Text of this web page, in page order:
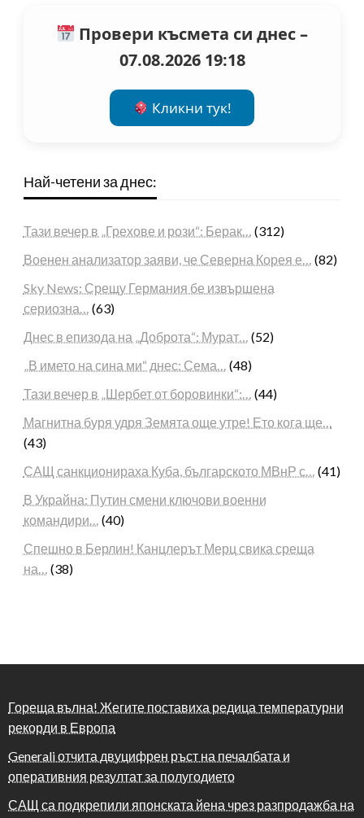
Провери късмета си днес –
07.08.2026 19:18
Кликни тук!
Най-четени за днес:
Тази вечер в „Грехове и рози“: Берак… (312)
Военен анализатор заяви, че Северна Корея е… (82)
Sky News: Срещу Германия бе извършена
сериозна… (63)
Днес в епизода на „Доброта“: Мурат… (52)
„В името на сина ми“ днес: Сема… (48)
Тази вечер в „Шербет от боровинки“:… (44)
Магнитна буря удря Земята още утре! Ето кога ще…
(43)
САЩ санкционираха Куба, българското МВнР с… (41)
В Украйна: Путин смени ключови военни
командири… (40)
Спешно в Берлин! Канцлерът Мерц свика среща
на… (38)
Гореща вълна! Жегите поставиха редица температурни
рекорди в Европа
Generali отчита двуцифрен ръст на печалбата и
оперативния резултат за полугодието
САЩ са подкрепили японската йена чрез разпродажба на